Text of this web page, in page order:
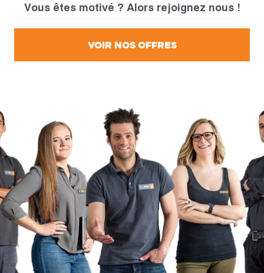
Vous êtes motivé ? Alors rejoignez nous !
VOIR NOS OFFRES